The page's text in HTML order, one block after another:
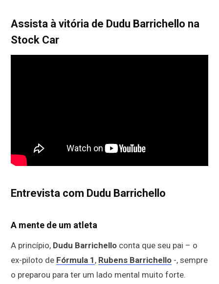
Assista à vitória de Dudu Barrichello na
Stock Car
Entrevista com Dudu Barrichello
A mente de um atleta
A princípio, Dudu Barrichello conta que seu pai – o
ex-piloto de Fórmula 1 , Rubens Barrichello -, sempre
o preparou para ter um lado mental muito forte.